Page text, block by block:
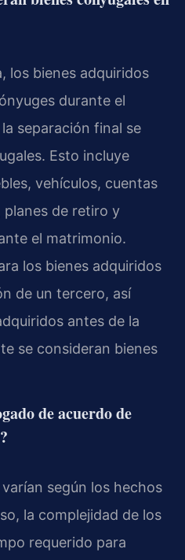
los bienes adquiridos
durante el
separación final se
Esto incluye
vehículos, cuentas
planes de retiro y
el matrimonio.
los bienes adquiridos
de un tercero, así
antes de la
se consideran bienes
de acuerdo de
según los hechos
la complejidad de los
requerido para